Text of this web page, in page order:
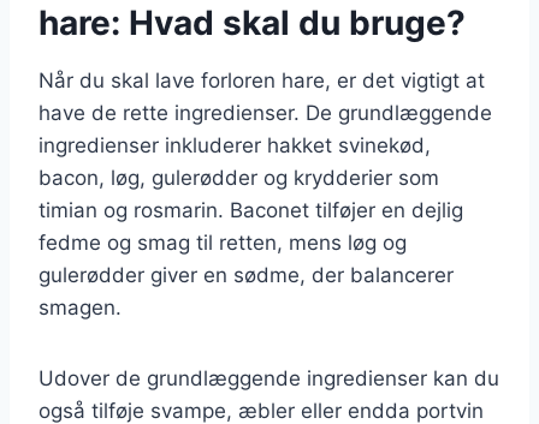
hare: Hvad skal du bruge?
Når du skal lave forloren hare, er det vigtigt at
have de rette ingredienser. De grundlæggende
ingredienser inkluderer hakket svinekød,
bacon, løg, gulerødder og krydderier som
timian og rosmarin. Baconet tilføjer en dejlig
fedme og smag til retten, mens løg og
gulerødder giver en sødme, der balancerer
smagen.
Udover de grundlæggende ingredienser kan du
også tilføje svampe, æbler eller endda portvin